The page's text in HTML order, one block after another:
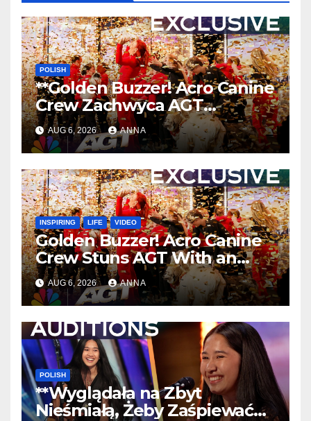
POLISH
**Golden Buzzer! Acro Canine
Crew Zachwyca AGT
Niezapomnianym Występem
**
AUG 6, 2026 ANNA
INSPIRING LIFE VIDEO
Golden Buzzer! Acro Canine
Crew Stuns AGT With an
Unforgettable Performance
…
AUG 6, 2026 ANNA
POLISH
**Wyglądała na Zbyt
Nieśmiałą, Żeby Zaśpiewać…